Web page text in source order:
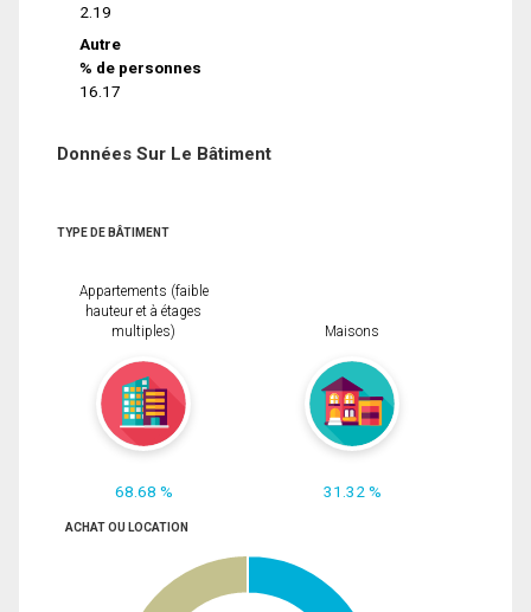
2.19
Autre
% de personnes
16.17
Données Sur Le Bâtiment
TYPE DE BÂTIMENT
Appartements (faible
hauteur et à étages
multiples)
68.68 %
Maisons
31.32 %
ACHAT OU LOCATION